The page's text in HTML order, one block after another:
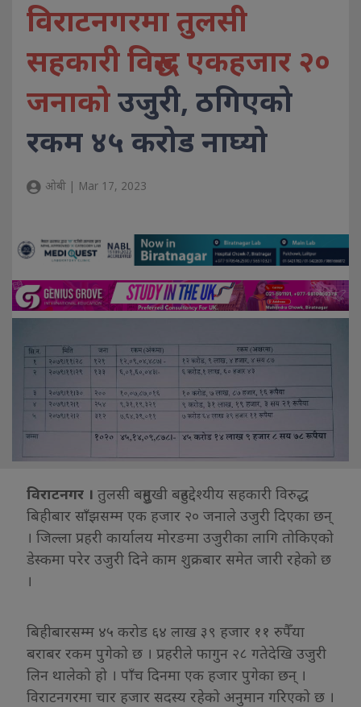
विराटनगरमा तुलसी
सहकारी विरुद्ध एकहजार २०
जनाकोउजुरी, ठगिएको
रकम ४५ करोड नाघ्यो
ओबी | Mar 17, 2023
विराटनगर । तुलसी बहुमुखी बहुउद्देश्यीय सहकारी विरुद्ध
बिहीबार साँझसम्म एक हजार २० जनाले उजुरी दिएका छन्
। जिल्ला प्रहरी कार्यालय मोरङमा उजुरीका लागि तोकिएको
डेस्कमा परेर उजुरी दिने काम शुक्रबार समेत जारी रहेको छ
।
बिहीबारसम्म ४५ करोड ६४ लाख ३९ हजार ११ रुपैँया
बराबर रकम पुगेको छ । प्रहरीले फागुन २८ गतेदेखि उजुरी
लिन थालेको हो । पाँच दिनमा एक हजार पुगेका छन् ।
विराटनगरमा चार हजार सदस्य रहेको अनुमान गरिएको छ ।